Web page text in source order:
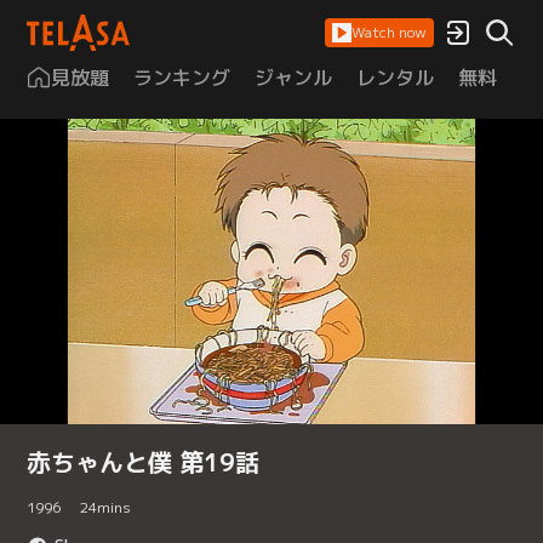
Watch now
見放題 ランキング ジャンル レンタル 無料
赤ちゃんと僕 第19話
1996 24mins